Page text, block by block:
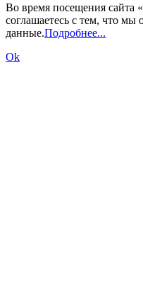
Во время посещения
соглашаетесь с тем, что
данные.Подробнее...
Ok